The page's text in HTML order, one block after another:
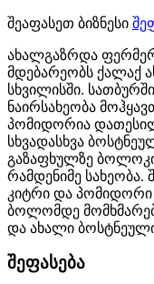
შეაფასეთ ბიზნესი
ახალგაზრდა
მდებარეობს ქალაქ
სხვილისში.
ნაირსახეობა
პომიდორია
სხვადასხვა
გაზაფხულზე
რამდენიმე სახეობა.
კიტრი და პომიდორი
ბოლომდე
და ახალი
შეფასება